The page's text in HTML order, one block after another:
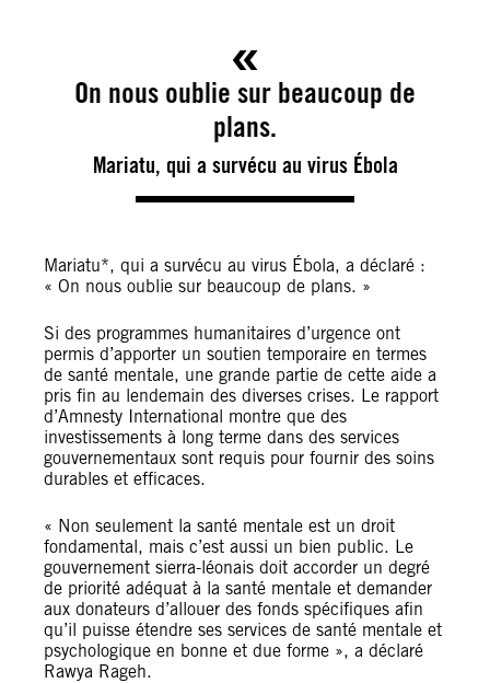
On nous oublie sur beaucoup de
plans.
Mariatu, qui a survécu au virus Ébola
Mariatu*, qui a survécu au virus Ébola, a déclaré :
« On nous oublie sur beaucoup de plans. »
Si des programmes humanitaires d’urgence ont
permis d’apporter un soutien temporaire en termes
de santé mentale, une grande partie de cette aide a
pris fin au lendemain des diverses crises. Le rapport
d’Amnesty International montre que des
investissements à long terme dans des services
gouvernementaux sont requis pour fournir des soins
durables et efficaces.
« Non seulement la santé mentale est un droit
fondamental, mais c’est aussi un bien public. Le
gouvernement sierra-léonais doit accorder un degré
de priorité adéquat à la santé mentale et demander
aux donateurs d’allouer des fonds spécifiques afin
qu’il puisse étendre ses services de santé mentale et
psychologique en bonne et due forme », a déclaré
Rawya Rageh.